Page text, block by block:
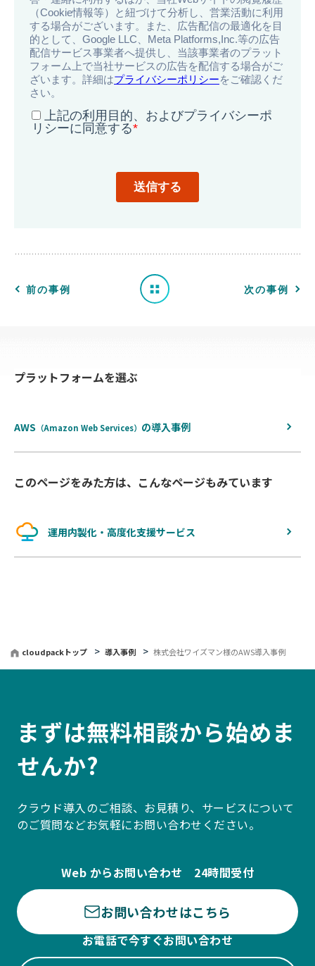
前の事例
例
一 次の事例
プラットフォームを選ぶ
AWS （Amazon Web Services） の導入事例
このページをみた方は、こんなページもみています
運用内製化・高度化支援サービス
cloudpackトップ 導入事例 株式会社ワイズマン様のAWS導入事例
まずは無料相談から始めま
せんか?
クラウド導入のご相談、お見積り、サービスについて
のご質問などお気軽にお問い合わせください。
Web からお問い合わせ 24時間受付
お問い合わせはこちら
お電話で今すぐお問い合わせ